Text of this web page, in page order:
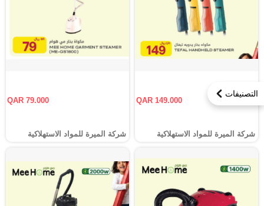
التصنيفات
QAR 149.000
شركة الميرة للمواد الاستهلاكية
QAR 79.000
شركة الميرة للمواد الاستهلاكية